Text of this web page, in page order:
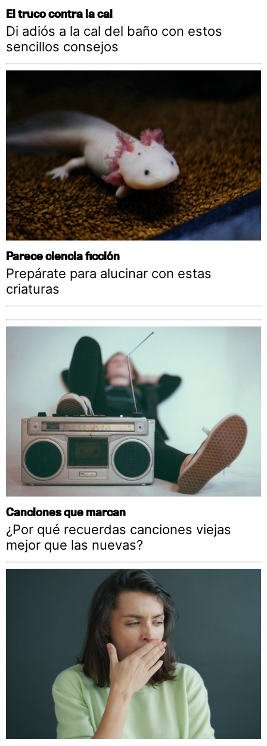
El truco contra la cal
Di adiós a la cal del baño con estos
sencillos consejos
Parece ciencia ficción
Prepárate para alucinar con estas
criaturas
Canciones que marcan
¿Por qué recuerdas canciones viejas
mejor que las nuevas?